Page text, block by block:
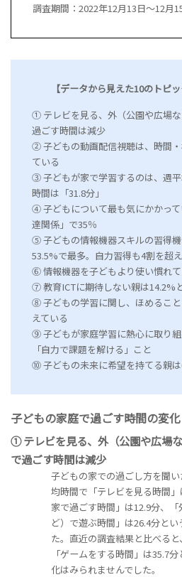
調査期間：2022年12月13日～12月
【データから見えた10のトピッ
① テレビを見る、外（公園や広場
過ごす時間は減少
② 子どもの動画配信視聴は、時間
ている
③ 子どもが家で学習するのは、週
時間は「31.8分」
④ 子どもについて最も気にかかっ
達関係」で35％
⑤ 子どもの情報機器スキルの習得
53.5%で最多。自力習得も4割を超
⑥ 情報機器を子どもより使い慣れ
⑦ 教育ICTに期待しない親は14.2%
⑧ 子どもの学習に関し、ほめるこ
えている
⑨ 子どもが家庭学習に熱心に取り
「自力で課題を解ける」こと
⑩ 子どもの未来に希望を持てる親
子どもの家庭で過ごす時間の変化
① テレビを見る、外（公園や広場
で過ごす時間は減少
子どもの家での過ごし方を聞
均時間で「テレビを見る時間
家で過ごす時間」は12.9分、
ど）で遊ぶ時間」は26.4分と
た。直近の調査結果と比べると
「ゲームをする時間」は35.7
化はみられませんでした。